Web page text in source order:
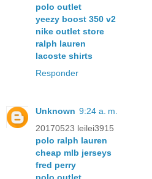
polo outlet
yeezy boost 350 v2
nike outlet store
ralph lauren
lacoste shirts
Responder
Unknown 9:24 a. m.
20170523 leilei3915
polo ralph lauren
cheap mlb jerseys
fred perry
polo outlet